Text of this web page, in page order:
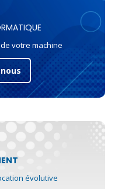
votre machine
évolutive